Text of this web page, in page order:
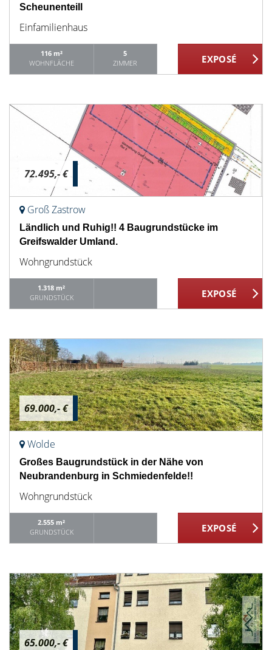
Scheunenteill
Einfamilienhaus
116 m²
WOHNFLÄCHE
5
ZIMMER
72.495,- €
Groß Zastrow
Ländlich und Ruhig!! 4 Baugrundstücke im
Greifswalder Umland.
Wohngrundstück
1.318 m²
GRUNDSTÜCK
69.000,- €
Wolde
Großes Baugrundstück in der Nähe von
Neubrandenburg in Schmiedenfelde!!
Wohngrundstück
2.555 m²
GRUNDSTÜCK
65.000,- €